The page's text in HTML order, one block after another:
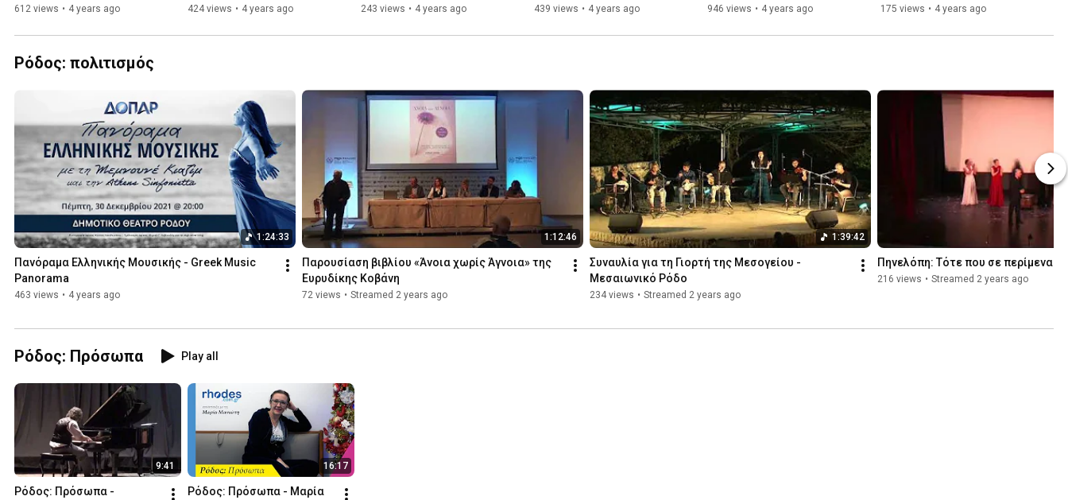
612 views • 4 years ago
424 views • 4 years ago
243 views • 4 years ago
439 views • 4 years ago
946 views • 4 years ago
175 views • 4 years ago
Ρόδος: πολιτισμός
1:24:33
Πανόραμα Ελληνικής Μουσικής - Greek Music
Panorama
463 views • 4 years ago
1:12:46
Παρουσίαση βιβλίου «Άνοια χωρίς Άγνοια» της
Ευρυδίκης Κοβάνη
72 views • Streamed 2 years ago
1:39:42
Συναυλία για τη Γιορτή της Μεσογείου -
Μεσαιωνικό Ρόδο
234 views • Streamed 2 years ago
Πηνελόπη: Τότε που σε περίμενα
216 views • Streamed 2 years ago
Ρόδος: Πρόσωπα Play all
9:41
Ρόδος: Πρόσωπα -
16:17
Ρόδος: Πρόσωπα - Μαρία